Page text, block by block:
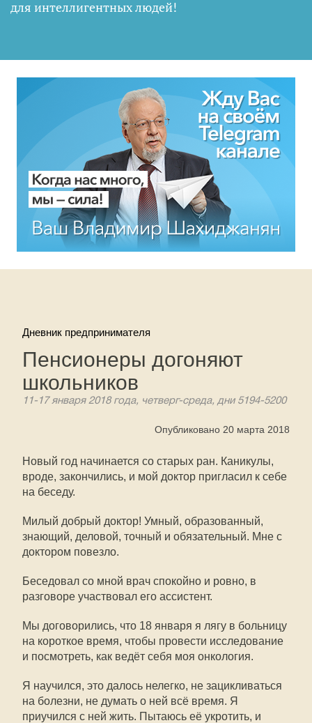
для интеллигентных людей!
Дневник предпринимателя
Пенсионеры догоняют
школьников
11-17 января 2018 года, четверг-среда, дни 5194-5200
Опубликовано 20 марта 2018
Новый год начинается со старых ран. Каникулы,
вроде, закончились, и мой доктор пригласил к себе
на беседу.
Милый добрый доктор! Умный, образованный,
знающий, деловой, точный и обязательный. Мне с
доктором повезло.
Беседовал со мной врач спокойно и ровно, в
разговоре участвовал его ассистент.
Мы договорились, что 18 января я лягу в больницу
на короткое время, чтобы провести исследование
и посмотреть, как ведёт себя моя онкология.
Я научился, это далось нелегко, не зацикливаться
на болезни, не думать о ней всё время. Я
приучился с ней жить. Пытаюсь её укротить, и